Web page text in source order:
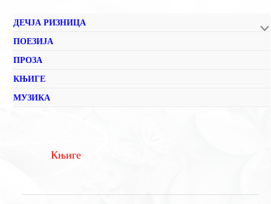
ДЕЧЈА РИЗНИЦА
ПОЕЗИЈА
ПРОЗА
КЊИГЕ
МУЗИКА
Књиге